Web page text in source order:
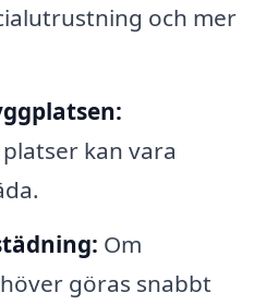
och mer
kan vara
Om
göras snabbt